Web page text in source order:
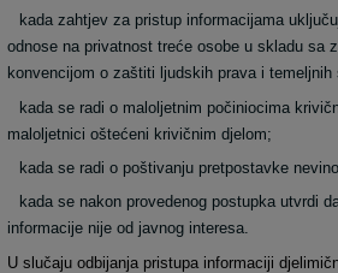
kada zahtjev za pristup informacijama
odnose na privatnost treće osobe u skladu sa
konvencijom o zaštiti ljudskih prava i temeljnih
kada se radi o maloljetnim počiniocima
maloljetnici oštećeni krivičnim djelom;
kada se radi o poštivanju pretpostavke
kada se nakon provedenog postupka utvrdi
informacije nije od javnog interesa.
U slučaju odbijanja pristupa informaciji